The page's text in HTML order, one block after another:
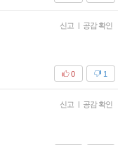
신고 | 공감 확인
1
0
신고 | 공감 확인